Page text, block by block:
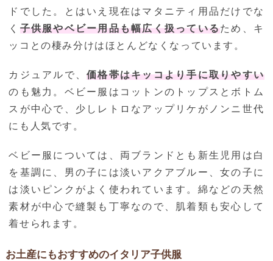
ドでした。とはいえ現在はマタニティ用品だけでな
く 子供服やベビー用品も幅広く扱っているため、キ
ッコとの棲み分けはほとんどなくなっています。
カジュアルで、価格帯はキッコより手に取りやすい
のも魅力。ベビー服はコットンのトップスとボトム
スが中心で、少しレトロなアップリケがノンニ世代
にも人気です。
ベビー服については、両ブランドとも新生児用は白
を基調に、男の子には淡いアクアブルー、女の子に
は淡いピンクがよく使われています。綿などの天然
素材が中心で縫製も丁寧なので、肌着類も安心して
着せられます。
お土産にもおすすめのイタリア子供服